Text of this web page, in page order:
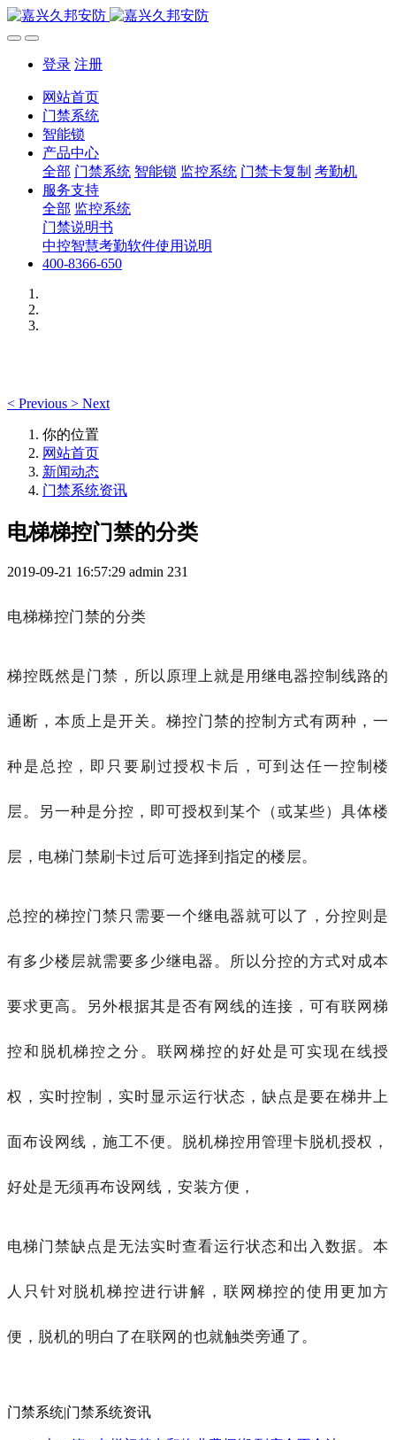
登录 注册
网站首页
门禁系统
智能锁
产品中心
全部 门禁系统 智能锁 监控系统 门禁卡复制 考勤机
服务支持
全部 监控系统
门禁说明书
中控智慧考勤软件使用说明
400-8366-650
< Previous > Next
你的位置
网站首页
新闻动态
门禁系统资讯
电梯梯控门禁的分类
2019-09-21 16:57:29 admin 231
电梯梯控门禁的分类
梯控既然是门禁，所以原理上就是用继电器控制线路的
通断，本质上是开关。梯控门禁的控制方式有两种，一
种是总控，即只要刷过授权卡后，可到达任一控制楼
层。另一种是分控，即可授权到某个（或某些）具体楼
层，电梯门禁刷卡过后可选择到指定的楼层。
总控的梯控门禁只需要一个继电器就可以了，分控则是
有多少楼层就需要多少继电器。所以分控的方式对成本
要求更高。另外根据其是否有网线的连接，可有联网梯
控和脱机梯控之分。联网梯控的好处是可实现在线授
权，实时控制，实时显示运行状态，缺点是要在梯井上
面布设网线，施工不便。脱机梯控用管理卡脱机授权，
好处是无须再布设网线，安装方便，
电梯门禁缺点是无法实时查看运行状态和出入数据。本
人只针对脱机梯控进行讲解，联网梯控的使用更加方
便，脱机的明白了在联网的也就触类旁通了。
门禁系统|门禁系统资讯